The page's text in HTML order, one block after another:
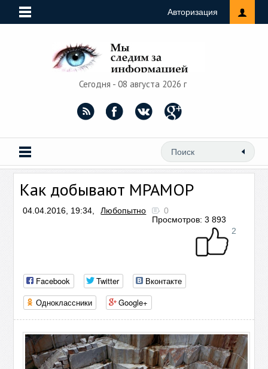
Авторизация
Сегодня - 08 августа 2026 г
Как добывают МРАМОР
04.04.2016, 19:34, Любопытно
0
Просмотров: 3 893
2
Facebook Twitter
Вконтакте
Одноклассники
Google+